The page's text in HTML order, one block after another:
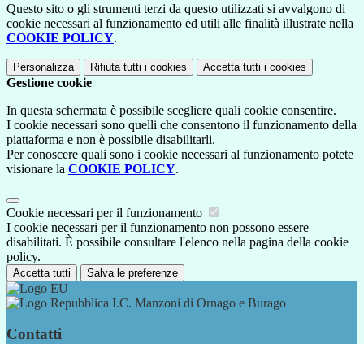
Questo sito o gli strumenti terzi da questo utilizzati si avvalgono di
cookie necessari al funzionamento ed utili alle finalità illustrate nella
COOKIE POLICY.
Personalizza Rifiuta tutti i cookies Accetta tutti i cookies
Gestione cookie
In questa schermata è possibile scegliere quali cookie consentire.
I cookie necessari sono quelli che consentono il funzionamento della
piattaforma e non è possibile disabilitarli.
Per conoscere quali sono i cookie necessari al funzionamento potete
visionare la COOKIE POLICY.
Cookie necessari per il funzionamento
I cookie necessari per il funzionamento non possono essere
disabilitati. È possibile consultare l'elenco nella pagina della cookie
policy.
Accetta tutti Salva le preferenze
I.C. Manzoni di Ornago e Burago
Contatti